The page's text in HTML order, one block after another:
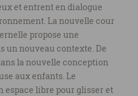
et entrent en dialogue
La nouvelle cour
propose une
un nouveau contexte. De
la nouvelle conception
aux enfants. Le
espace libre pour glisser et